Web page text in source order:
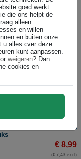
uit
€ 8,99
(€ 7,43 excl)
goed werkt.
die ons helpt de
alleen
en willen
en buiten onze
u alles over deze
kunt aanpassen.
weigeren? Dan
cookies en